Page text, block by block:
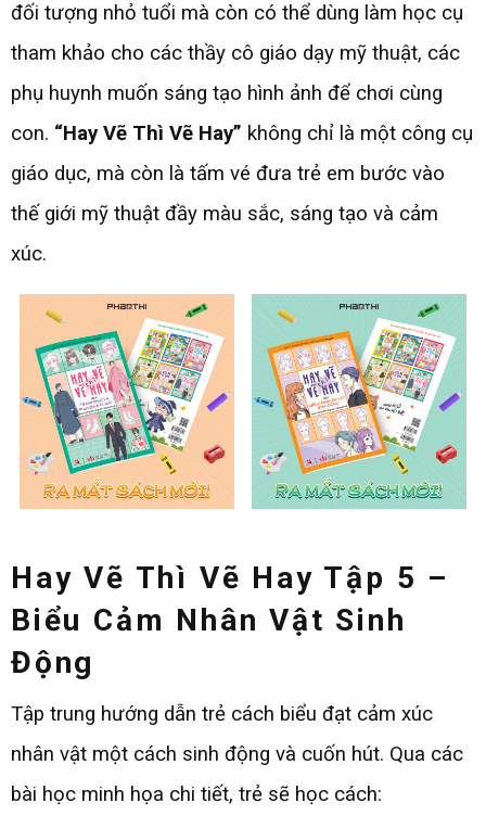
đối tượng nhỏ tuổi mà còn có thể dùng làm học cụ
tham khảo cho các thầy cô giáo dạy mỹ thuật, các
phụ huynh muốn sáng tạo hình ảnh để chơi cùng
con. “Hay Vẽ Thì Vẽ Hay” không chỉ là một công cụ
giáo dục, mà còn là tấm vé đưa trẻ em bước vào
thế giới mỹ thuật đầy màu sắc, sáng tạo và cảm
xúc.
Hay Vẽ Thì Vẽ Hay Tập 5 –
Biểu Cảm Nhân Vật Sinh
Động
Tập trung hướng dẫn trẻ cách biểu đạt cảm xúc
nhân vật một cách sinh động và cuốn hút. Qua các
bài học minh họa chi tiết, trẻ sẽ học cách: